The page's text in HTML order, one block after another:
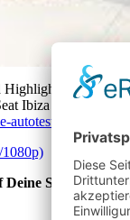
für
Ibiza auf den
autotester.com
Deine Seite/